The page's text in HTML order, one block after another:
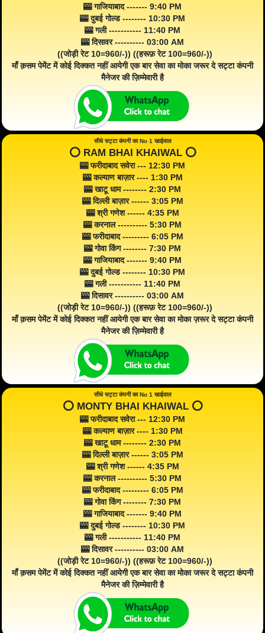
🎰 गाजियाबाद ------- 9:40 PM
🎰 दुबई गोल्ड -------- 10:30 PM
🎰 गली ----------- 11:40 PM
🎰 दिसावर ---------- 03:00 AM
((जोड़ी रेट 10=960/-)) ((हरूफ़ रेट 100=960/-))
माँ क़सम पेमेंट में कोई दिक्कत नहीं आयेगी एक बार सेवा का मोका जरूर दे सट्टा कंपनी
मैनेजर की ज़िम्मेवारी है
सीधे सट्टा कंपनी का No 1 खाईवाल
⭕️ RAM BHAI KHAIWAL ⭕️
🎰 फरीदाबाद सवेरा --- 12:30 PM
🎰 कल्याण बाज़ार ---- 1:30 PM
🎰 खाटू धाम -------- 2:30 PM
🎰 दिल्ली बाज़ार ------ 3:05 PM
🎰 श्री गणेश ------ 4:35 PM
🎰 करनाल ---------- 5:30 PM
🎰 फरीदाबाद --------- 6:05 PM
🎰 गोवा किंग -------- 7:30 PM
🎰 गाजियाबाद ------- 9:40 PM
🎰 दुबई गोल्ड -------- 10:30 PM
🎰 गली ----------- 11:40 PM
🎰 दिसावर ---------- 03:00 AM
((जोड़ी रेट 10=960/-)) ((हरूफ़ रेट 100=960/-))
माँ क़सम पेमेंट में कोई दिक्कत नहीं आयेगी एक बार सेवा का मोका ज़रूर दे सट्टा कंपनी
मैनेजर की ज़िम्मेवारी है
सीधे सट्टा कंपनी का No 1 खाईवाल
⭕️ MONTY BHAI KHAIWAL ⭕️
🎰 फरीदाबाद सवेरा --- 12:30 PM
🎰 कल्याण बाज़ार ---- 1:30 PM
🎰 खाटू धाम -------- 2:30 PM
🎰 दिल्ली बाज़ार ------ 3:05 PM
🎰 श्री गणेश ------ 4:35 PM
🎰 करनाल ---------- 5:30 PM
🎰 फरीदाबाद --------- 6:05 PM
🎰 गोवा किंग -------- 7:30 PM
🎰 गाजियाबाद ------- 9:40 PM
🎰 दुबई गोल्ड -------- 10:30 PM
🎰 गली ----------- 11:40 PM
🎰 दिसावर ---------- 03:00 AM
((जोड़ी रेट 10=960/-)) ((हरूफ़ रेट 100=960/-))
माँ क़सम पेमेंट में कोई दिक्कत नहीं आयेगी एक बार सेवा का मोका जरूर दे सट्टा कंपनी
मैनेजर की ज़िम्मेवारी है